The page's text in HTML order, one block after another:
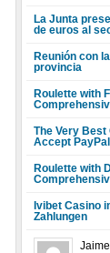
La Junta
de euros al
Reunión con
provincia
Roulette with
The Very Best
Accept PayPal
Roulette with
Ivibet Casino
Zahlungen